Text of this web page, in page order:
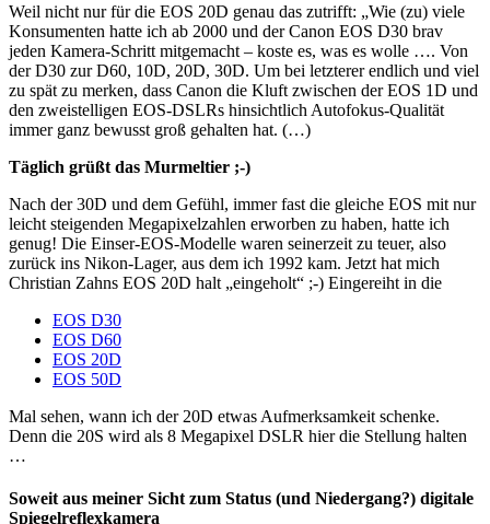
Weil nicht nur für die EOS 20D genau das zutrifft: „Wie (zu) viele
Konsumenten hatte ich ab 2000 und der Canon EOS D30 brav
jeden Kamera-Schritt mitgemacht – koste es, was es wolle …. Von
der D30 zur D60, 10D, 20D, 30D. Um bei letzterer endlich und viel
zu spät zu merken, dass Canon die Kluft zwischen der EOS 1D und
den zweistelligen EOS-DSLRs hinsichtlich Autofokus-Qualität
immer ganz bewusst groß gehalten hat. (…)
Täglich grüßt das Murmeltier ;-)
Nach der 30D und dem Gefühl, immer fast die gleiche EOS mit nur
leicht steigenden Megapixelzahlen erworben zu haben, hatte ich
genug! Die Einser-EOS-Modelle waren seinerzeit zu teuer, also
zurück ins Nikon-Lager, aus dem ich 1992 kam. Jetzt hat mich
Christian Zahns EOS 20D halt „eingeholt“ ;-) Eingereiht in die
EOS D30
EOS D60
EOS 20D
EOS 50D
Mal sehen, wann ich der 20D etwas Aufmerksamkeit schenke.
Denn die 20S wird als 8 Megapixel DSLR hier die Stellung halten
…
Soweit aus meiner Sicht zum Status (und Niedergang?) digitale
Spiegelreflexkamera